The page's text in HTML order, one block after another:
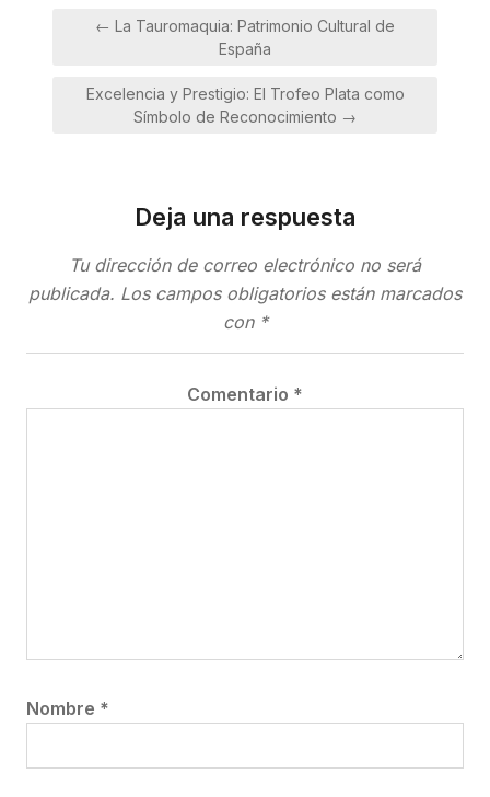
Navegación
← La Tauromaquia: Patrimonio Cultural de
España
Excelencia y Prestigio: El Trofeo Plata como
Símbolo de Reconocimiento →
Deja una respuesta
Tu dirección de correo electrónico no será
publicada. Los campos obligatorios están marcados
con *
Comentario *
Nombre *